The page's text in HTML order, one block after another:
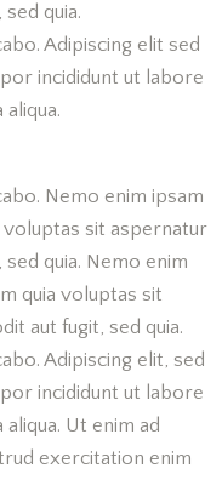
quia.
Adipiscing elit sed
incididunt ut labore
Nemo enim ipsam
sit aspernatur
quia. Nemo enim
quia voluptas sit
aut fugit, sed quia.
Adipiscing elit, sed
incididunt ut labore
Ut enim ad
exercitation enim